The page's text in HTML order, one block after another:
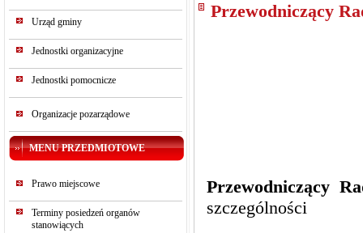
Urząd gminy
Jednostki organizacyjne
Jednostki pomocnicze
Organizacje pozarządowe
MENU PRZEDMIOTOWE
Prawo miejscowe
Terminy posiedzeń organów
stanowiących
Przewodniczący
Przewodniczący
szczególności